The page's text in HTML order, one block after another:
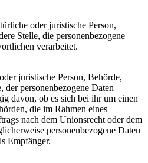
oder juristische Person,
Stelle, die personenbezogene
verarbeitet.
juristische Person, Behörde,
personenbezogene Daten
davon, ob es sich bei ihr um einen
die im Rahmen eines
nach dem Unionsrecht oder dem
personenbezogene Daten
Empfänger.